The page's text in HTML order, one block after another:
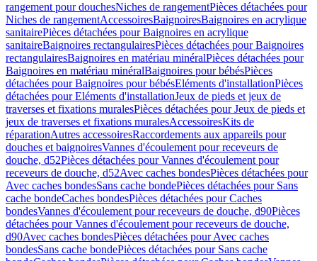
rangement pour douchesNiches de rangementPièces détachées pour
Niches de rangementAccessoiresBaignoiresBaignoires en acrylique
sanitairePièces détachées pour Baignoires en acrylique
sanitaireBaignoires rectangulairesPièces détachées pour Baignoires
rectangulairesBaignoires en matériau minéralPièces détachées pour
Baignoires en matériau minéralBaignoires pour bébésPièces
détachées pour Baignoires pour bébésEléments d'installationPièces
détachées pour Eléments d'installationJeux de pieds et jeux de
traverses et fixations muralesPièces détachées pour Jeux de pieds et
jeux de traverses et fixations muralesAccessoiresKits de
réparationAutres accessoiresRaccordements aux appareils pour
douches et baignoiresVannes d'écoulement pour receveurs de
douche, d52Pièces détachées pour Vannes d'écoulement pour
receveurs de douche, d52Avec caches bondesPièces détachées pour
Avec caches bondesSans cache bondePièces détachées pour Sans
cache bondeCaches bondesPièces détachées pour Caches
bondesVannes d'écoulement pour receveurs de douche, d90Pièces
détachées pour Vannes d'écoulement pour receveurs de douche,
d90Avec caches bondesPièces détachées pour Avec caches
bondesSans cache bondePièces détachées pour Sans cache